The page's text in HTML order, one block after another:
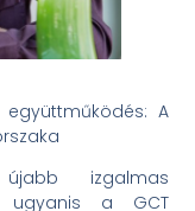
A
izgalmas
ugyanis a GCT